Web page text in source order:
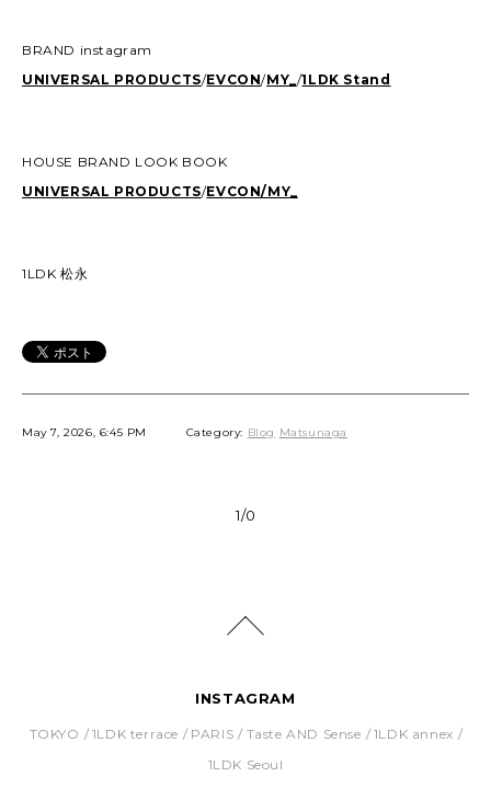
BRAND instagram
UNIVERSAL PRODUCTS/EVCON/MY_/1LDK Stand
HOUSE BRAND LOOK BOOK
UNIVERSAL PRODUCTS/EVCON/MY_
1LDK 松永
May 7, 2026, 6:45 PM Category: Blog Matsunaga
1/0
INSTAGRAM
TOKYO 1LDK terrace PARIS Taste AND Sense
1LDK annex
1LDK Seoul